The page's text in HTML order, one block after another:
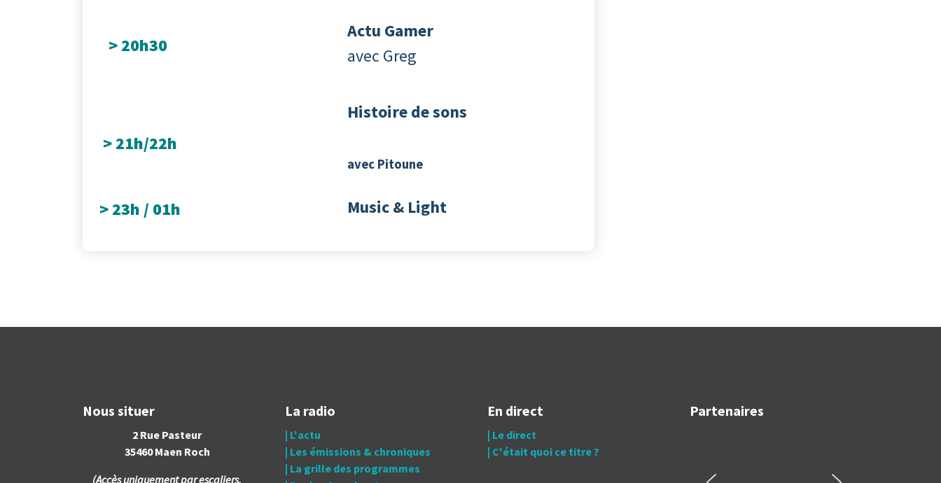
> 20h30
Actu Gamer
avec Greg
> 21h/22h
Histoire de sons
avec Pitoune
> 23h / 01h Music & Light
Nous situer
2 Rue Pasteur
35460 Maen Roch
(Accès uniquement par escaliers,
La radio
| L'actu
| Les émissions & chroniques
| La grille des programmes
En direct
| Le direct
| C'était quoi ce titre ?
Partenaires